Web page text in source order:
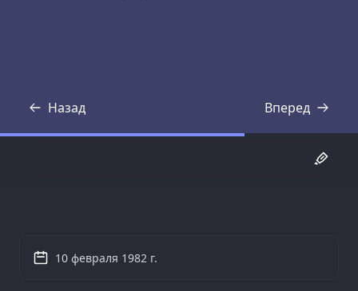
Назад
Стенограмма Вперед
Стенограмма
10 февраля 1982 г.